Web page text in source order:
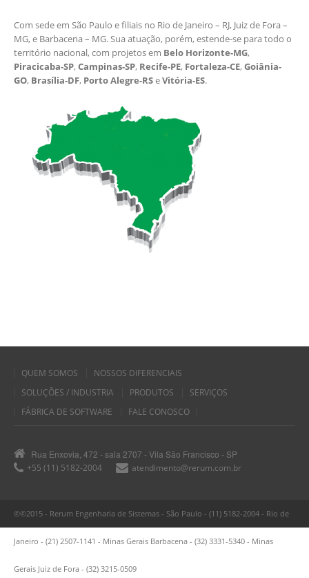
Com sede em São Paulo e filiais no Rio de Janeiro – RJ, Juiz de Fora –
MG, e Barbacena – MG. Sua atuação, porém, estende-se para todo o
território nacional, com projetos em Belo Horizonte-MG,
Piracicaba-SP,Campinas-SP, Recife-PE, Fortaleza-CE,Goiânia-
GO, Brasília-DF, Porto Alegre-RSeVitória-ES.
QUEM SOMOS
NOSSOS DIFERENCIAIS
SOLUÇÕES / INDUSTRIA
PRODUTOS
SERVIÇOS
FÁBRICA DE SOFTWARE
FALE CONOSCO
Rua Enxovia, 472 - sala 2707 - Vila São Francisco - SP
+55 (11) 5182-2004
atendimento@rerum.com.br
©©2015 - Rerum Engenharia de Sistemas - São Paulo - (11) 5182-2004 - Rio de
Janeiro - (21) 2507-1141 - Minas Gerais Barbacena - (32) 3331-5340 - Minas
Gerais Juiz de Fora - (32) 3215-0509